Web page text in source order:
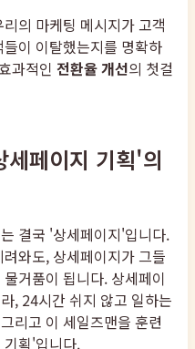
의 마케팅 메시지가 고객
이 이탈했는지를 명확하
과적인 전환율 개선의 첫걸
페이지 기획'의
결국 '상세페이지'입니다.
와도, 상세페이지가 그들
거품이 됩니다. 상세페이
, 24시간 쉬지 않고 일하는
리고 이 세일즈맨을 훈련
획'입니다.